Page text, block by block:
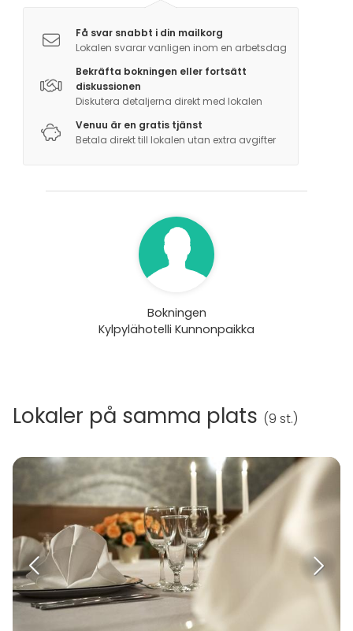
Få svar snabbt i din mailkorg
Lokalen svarar vanligen inom en arbetsdag
Bekräfta bokningen eller fortsätt
diskussionen
Diskutera detaljerna direkt med lokalen
Venuu är en gratis tjänst
Betala direkt till lokalen utan extra avgifter
Bokningen
Kylpylähotelli Kunnonpaikka
Lokaler på samma plats (9 st.)